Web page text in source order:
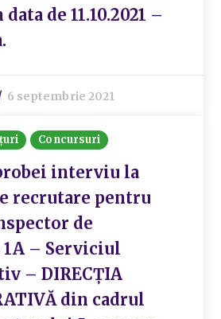
de 11.10.2021 –
6 septembrie 2021
Concursuri
interviu la
recrutare pentru
de
– Serviciul
– DIRECȚIA
din cadrul